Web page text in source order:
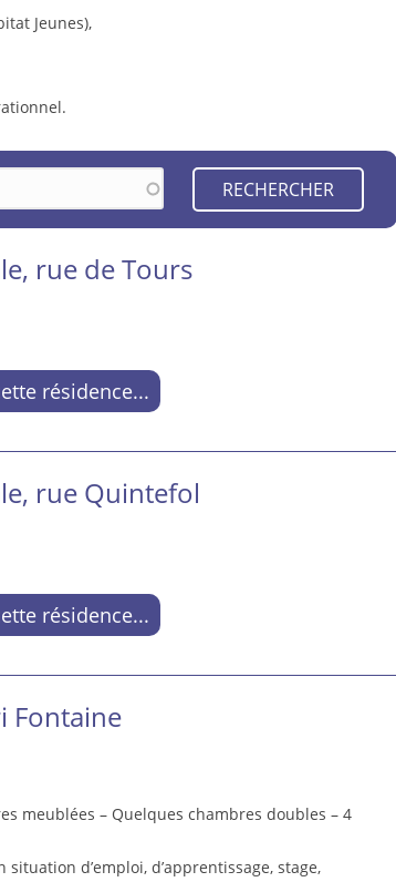
Jeunes),
rue de Tours
résidence...
rue Quintefol
résidence...
Fontaine
meublées – Quelques chambres doubles – 4
situation d’emploi, d’apprentissage, stage,